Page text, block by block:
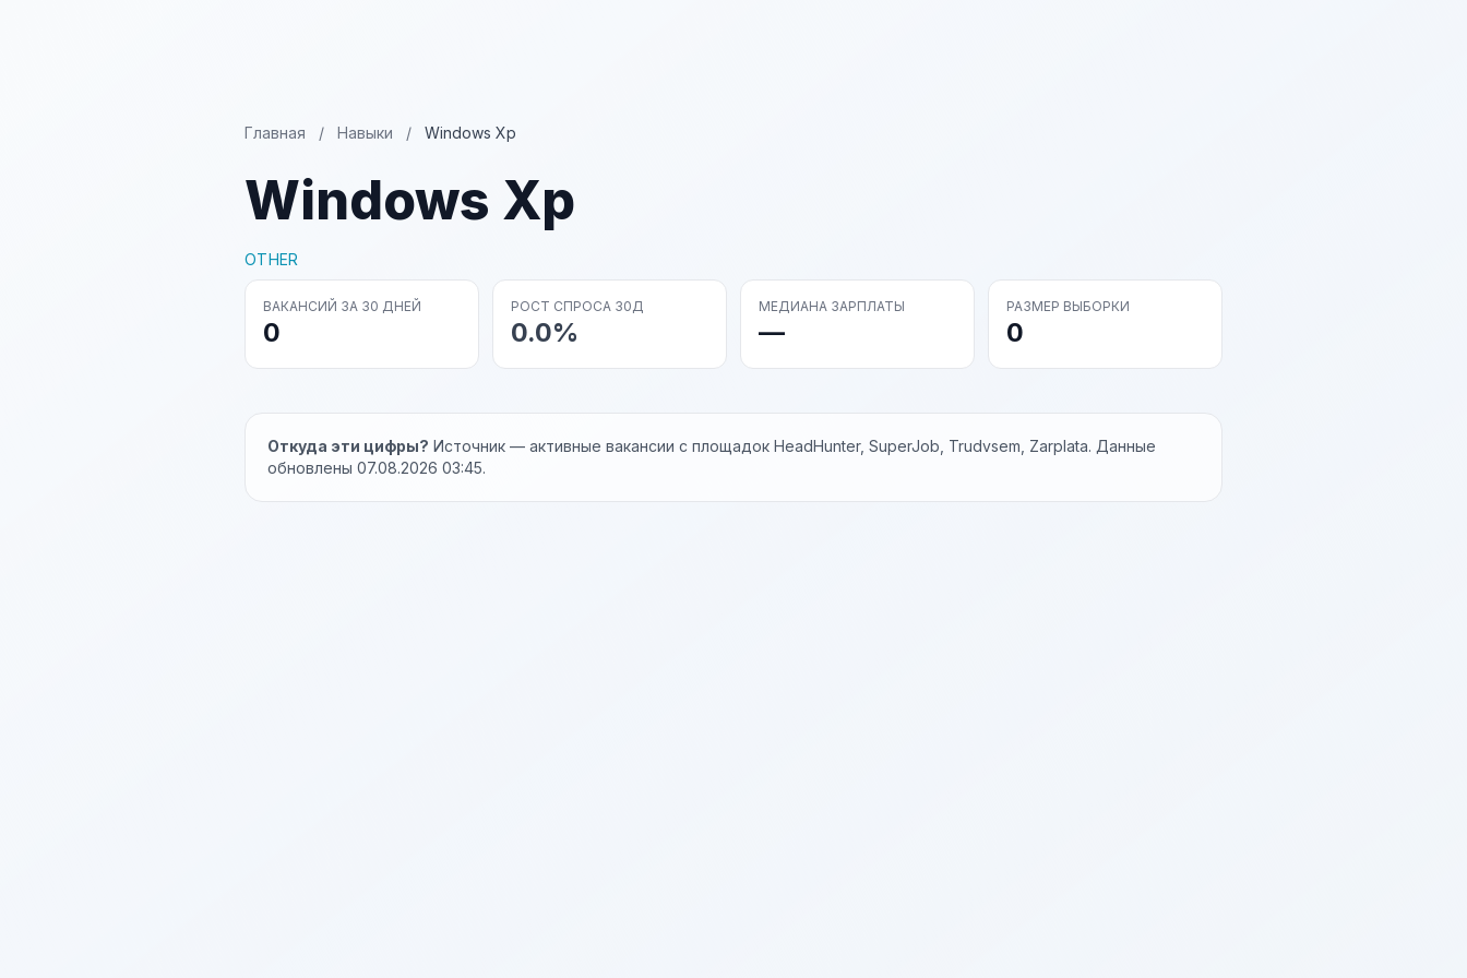
Главная / Навыки / Windows Xp
Windows Xp
OTHER
ВАКАНСИЙ ЗА 30 ДНЕЙ
0
РОСТ СПРОСА 30Д
0.0%
МЕДИАНА ЗАРПЛАТЫ
—
РАЗМЕР ВЫБОРКИ
0
Откуда эти цифры? Источник — активные вакансии с площадок HeadHunter, SuperJob, Trudvsem, Zarplata. Данные
обновлены 07.08.2026 03:45.